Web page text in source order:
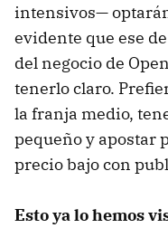
intensivos—
evidente que ese
del negocio de
tenerlo claro.
la franja medio,
pequeño y apostar
precio bajo con
Esto ya lo hemos